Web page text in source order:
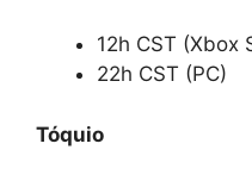
12h CST (Xbox
22h CST (PC)
Tóquio